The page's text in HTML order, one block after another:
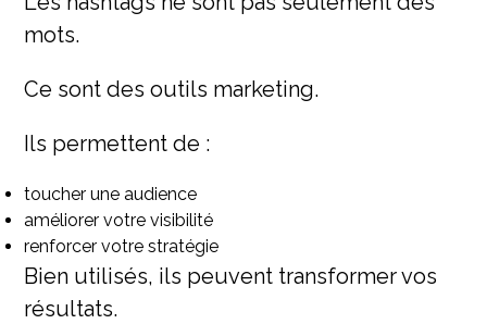
mots.
Ce sont des outils marketing.
Ils permettent de :
toucher une audience
améliorer votre visibilité
renforcer votre stratégie
Bien utilisés, ils peuvent transformer vos
résultats.